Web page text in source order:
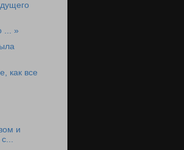
... »
как все
и